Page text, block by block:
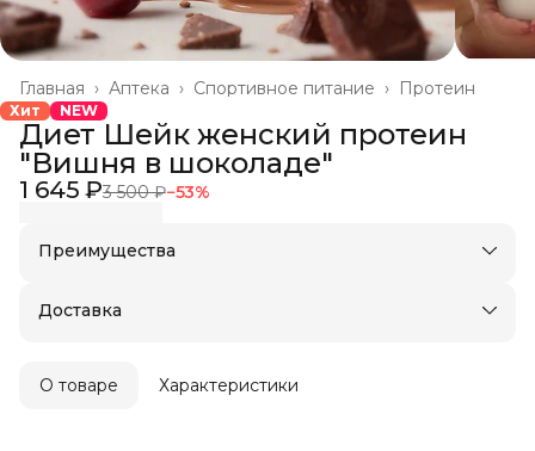
Протеин
Спортивное питание ›
Аптека ›
Главная ›
Хит NEW
Диет Шейк женский протеин
"Вишня в шоколаде"
1 645 ₽3 500 ₽−53%
Преимущества
Оплата частями в Сплит
Удобный возврат
Доставка
О товаре Характеристики